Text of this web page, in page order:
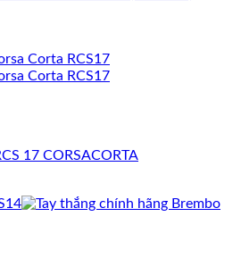
17 CORSACORTA